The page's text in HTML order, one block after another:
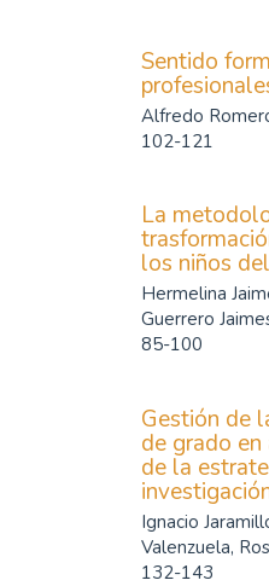
Sentido
Alfredo
102-121
La
los niños
Hermelina
Guerrero
85-100
Gestión de
de grado
de la
Ignacio
Valenzuela,
132-143